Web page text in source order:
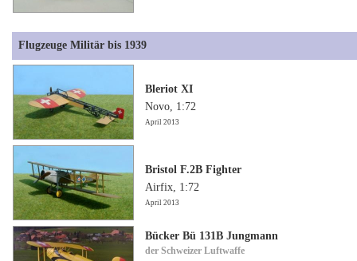
Flugzeuge Militär bis 1939
Bleriot XI
Novo, 1:72
April 2013
Bristol F.2B Fighter
Airfix, 1:72
April 2013
Bücker Bü 131B Jungmann
der Schweizer Luftwaffe